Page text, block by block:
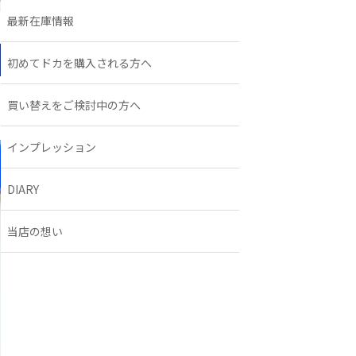
最新在庫情報
初めてドカを購入される方へ
買い替えをご検討中の方へ
インプレッション
DIARY
当店の想い